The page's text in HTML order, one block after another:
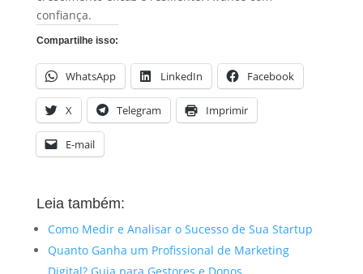
confiança.
Compartilhe isso:
WhatsApp LinkedIn Facebook
X Telegram Imprimir
E-mail
Leia também:
Como Medir e Analisar o Sucesso de Sua Startup
Quanto Ganha um Profissional de Marketing